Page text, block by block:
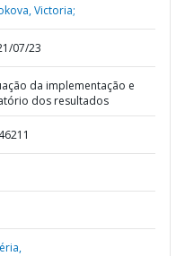
Victoria;
07/23
da implementação e
dos resultados